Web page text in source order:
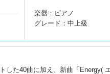
楽器：ピアノ
グレード：中上級
した40曲に加え、新曲「Energy(